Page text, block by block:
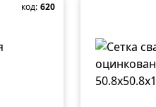
код: 620